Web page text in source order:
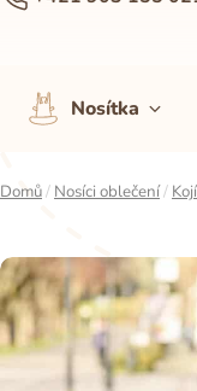
Nosítka
Domů/ Nosíci oblečení/